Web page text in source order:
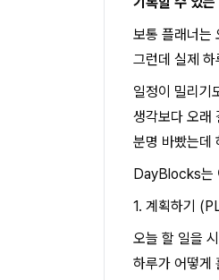
보통 플래너는
그런데 실제
일정이 밀리기
생각보다 오래
분명 바빴는데
DayBlocks는
1. 계획하기
오늘 할 일을
하루가 어떻게